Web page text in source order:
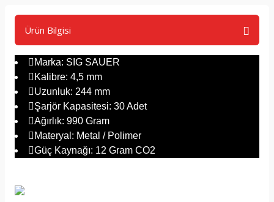
Ürün Bilgisi
Marka: SIG SAUER
Kalibre: 4,5 mm
Uzunluk: 244 mm
Şarjör Kapasitesi: 30 Adet
Ağırlık: 990 Gram
Materyal: Metal / Polimer
Güç Kaynağı: 12 Gram CO2